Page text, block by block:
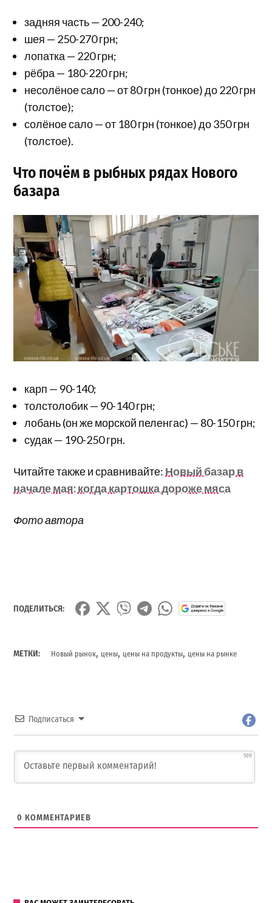
задняя часть — 200-240;
шея — 250-270 грн;
лопатка — 220 грн;
рёбра — 180-220 грн;
несолёное сало — от 80 грн (тонкое) до 220 грн
(толстое);
солёное сало — от 180 грн (тонкое) до 350 грн
(толстое).
Что почём в рыбных рядах Нового
базара
карп — 90-140;
толстолобик — 90-140 грн;
лобань (он же морской пеленгас) — 80-150 грн;
судак — 190-250 грн.
Читайте также и сравнивайте: Новый базар в
начале мая: когда картошка дороже мяса
Фото автора
ПОДЕЛИТЬСЯ:
МЕТКИ: Новый рынок, цены, цены на продукты, цены на рынке
Подписаться
500
0 КОММЕНТАРИЕВ